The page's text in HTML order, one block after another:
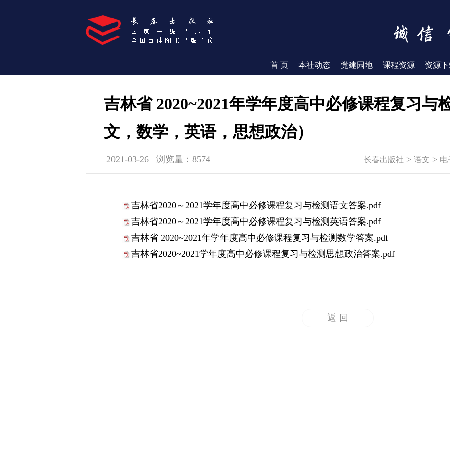
首 页 本社动态 党建园地 课程资源 资源
吉林省 2020~2021年学年度高中必修课程复习与
文，数学，英语，思想政治）
2021-03-26 浏览量：8574 长春出版社 > 语文 > 电
吉林省2020～2021学年度高中必修课程复习与检测语文答案.pdf
吉林省2020～2021学年度高中必修课程复习与检测英语答案.pdf
吉林省 2020~2021年学年度高中必修课程复习与检测数学答案.pdf
吉林省2020~2021学年度高中必修课程复习与检测思想政治答案.pdf
返 回